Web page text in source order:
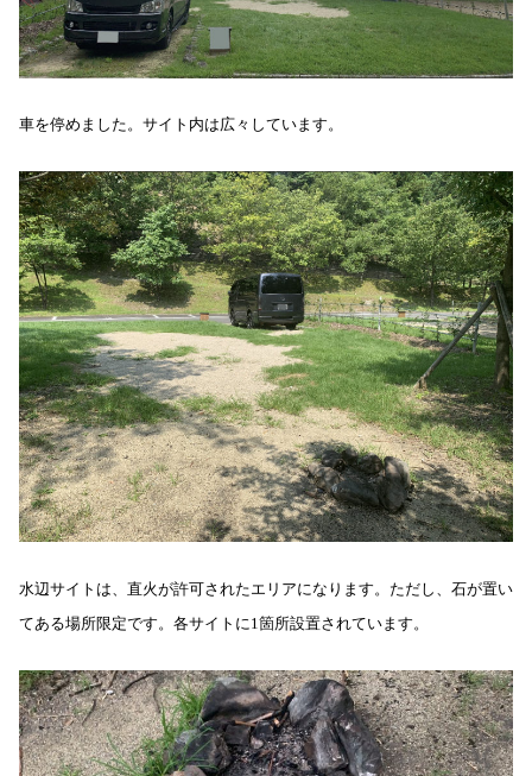
車を停めました。サイト内は広々しています。
水辺サイトは、直火が許可されたエリアになります。ただし、石が置い
てある場所限定です。各サイトに1箇所設置されています。